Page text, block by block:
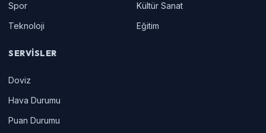
Spor
Kültür Sanat
Teknoloji
Eğitim
SERVISLER
Doviz
Hava Durumu
Puan Durumu